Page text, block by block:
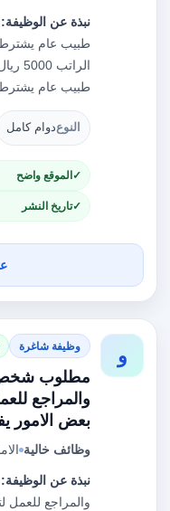
نبذة عن الوظيفة:
طبيب عام
طبيب عام يشترط
النوعدوام كامل
الموقع واضح
تاريخ النشر
و وظيفة شاغرة
مطلوب شخص
والمراجع
بعض الامور
وظائف خالية
نبذة عن الوظيفة:
والمراجع